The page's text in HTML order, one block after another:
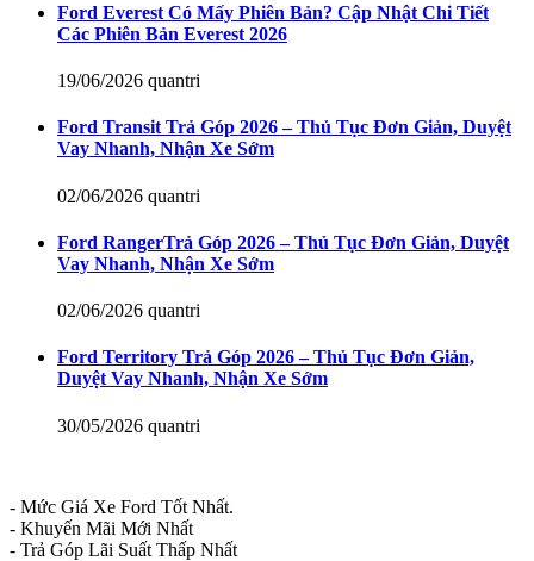
Ford Everest Có Mấy Phiên Bản? Cập Nhật Chi Tiết
Các Phiên Bản Everest 2026
19/06/2026 quantri
Ford Transit Trả Góp 2026 – Thủ Tục Đơn Giản, Duyệt
Vay Nhanh, Nhận Xe Sớm
02/06/2026 quantri
Ford RangerTrả Góp 2026 – Thủ Tục Đơn Giản, Duyệt
Vay Nhanh, Nhận Xe Sớm
02/06/2026 quantri
Ford Territory Trả Góp 2026 – Thủ Tục Đơn Giản,
Duyệt Vay Nhanh, Nhận Xe Sớm
30/05/2026 quantri
- Mức Giá Xe Ford Tốt Nhất.
- Khuyến Mãi Mới Nhất
- Trả Góp Lãi Suất Thấp Nhất